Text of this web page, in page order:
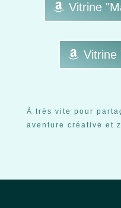
Vitrine
Vitrine
À très vite pour
aventure créative et